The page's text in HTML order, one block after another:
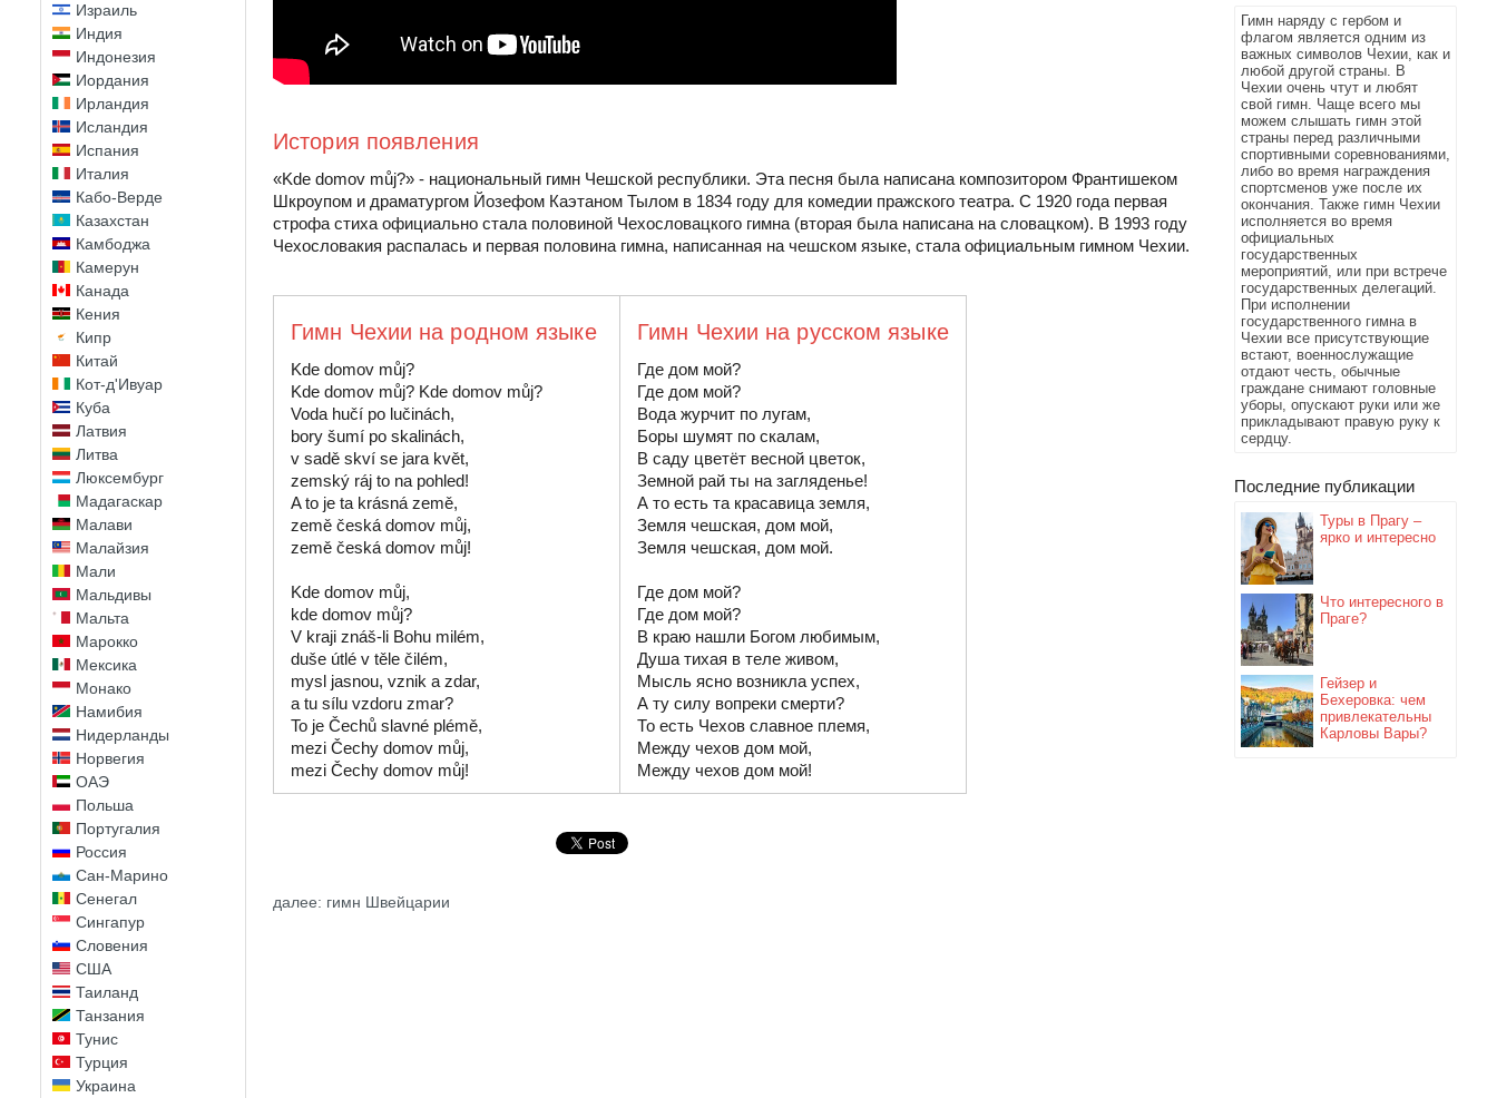
Израиль
Индия
Индонезия
Иордания
Ирландия
Исландия
Испания
Италия
Кабо-Верде
Казахстан
Камбоджа
Камерун
Канада
Кения
Кипр
Китай
Кот-д'Ивуар
Куба
Латвия
Литва
Люксембург
Мадагаскар
Малави
Малайзия
Мали
Мальдивы
Мальта
Марокко
Мексика
Монако
Намибия
Нидерланды
Норвегия
ОАЭ
Польша
Португалия
Россия
Сан-Марино
Сенегал
Сингапур
Словения
США
Таиланд
Танзания
Тунис
Турция
Украина
Гимн наряду с гербом и
флагом является одним из
важных символов Чехии, как и
любой другой страны. В
Чехии очень чтут и любят
свой гимн. Чаще всего мы
можем слышать гимн этой
страны перед различными
спортивными соревнованиями,
либо во время награждения
спортсменов уже после их
окончания. Также гимн Чехии
исполняется во время
официальных
государственных
мероприятий, или при встрече
государственных делегаций.
При исполнении
государственного гимна в
Чехии все присутствующие
встают, военнослужащие
отдают честь, обычные
граждане снимают головные
уборы, опускают руки или же
прикладывают правую руку к
сердцу.
Последние публикации
Туры в Прагу –
ярко и интересно
Что интересного в
Праге?
Гейзер и
Бехеровка: чем
привлекательны
Карловы Вары?
История появления
«Kde domov můj?» - национальный гимн Чешской республики. Эта песня была написана композитором Франтишеком
Шкроупом и драматургом Йозефом Каэтаном Тылом в 1834 году для комедии пражского театра. С 1920 года первая
строфа стиха официально стала половиной Чехословацкого гимна (вторая была написана на словацком). В 1993 году
Чехословакия распалась и первая половина гимна, написанная на чешском языке, стала официальным гимном Чехии.
Гимн Чехии на родном языке
Kde domov můj?
Kde domov můj? Kde domov můj?
Voda hučí po lučinách,
bory šumí po skalinách,
v sadě skví se jara květ,
zemský ráj to na pohled!
A to je ta krásná země,
země česká domov můj,
země česká domov můj!
Kde domov můj,
kde domov můj?
V kraji znáš-li Bohu milém,
duše útlé v těle čilém,
mysl jasnou, vznik a zdar,
a tu sílu vzdoru zmar?
To je Čechů slavné plémě,
mezi Čechy domov můj,
mezi Čechy domov můj!
Гимн Чехии на русском языке
Где дом мой?
Где дом мой?
Вода журчит по лугам,
Боры шумят по скалам,
В саду цветёт весной цветок,
Земной рай ты на загляденье!
А то есть та красавица земля,
Земля чешская, дом мой,
Земля чешская, дом мой.
Где дом мой?
Где дом мой?
В краю нашли Богом любимым,
Душа тихая в теле живом,
Мысль ясно возникла успех,
А ту силу вопреки смерти?
То есть Чехов славное племя,
Между чехов дом мой,
Между чехов дом мой!
далее: гимн Швейцарии